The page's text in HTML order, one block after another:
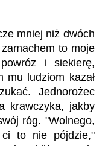
mniej niż dwóch
to moje
i siekierę,
mu ludziom kazał
Jednorożec
krawczyka, jakby
róg. "Wolnego,
ci to nie pójdzie,"